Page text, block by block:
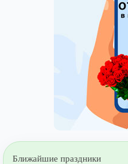
Ближайшие праздники